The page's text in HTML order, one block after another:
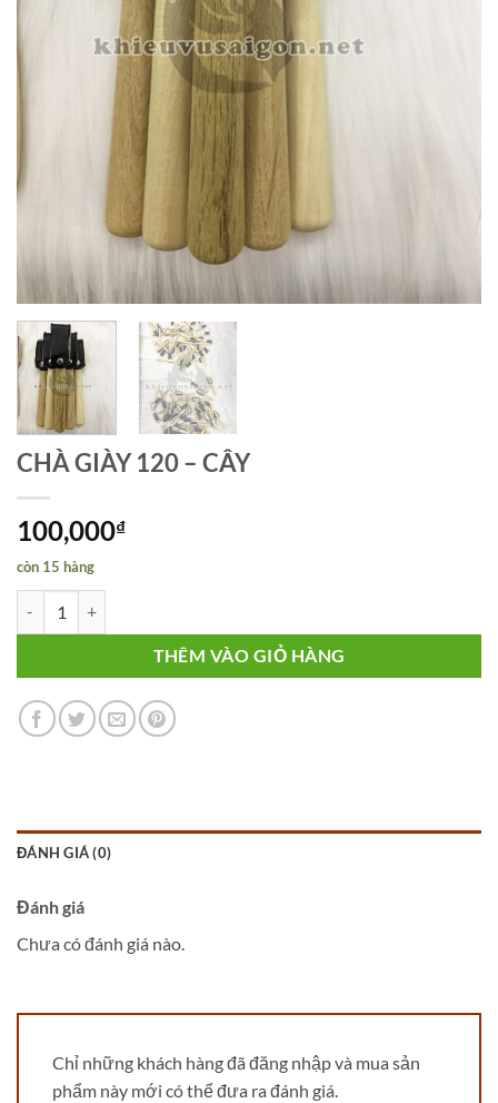
CHÀ GIÀY 120 – CÂY
100,000₫
còn 15 hàng
THÊM VÀO GIỎ HÀNG
ĐÁNH GIÁ (0)
Đánh giá
Chưa có đánh giá nào.
Chỉ những khách hàng đã đăng nhập và mua sản
phẩm này mới có thể đưa ra đánh giá.